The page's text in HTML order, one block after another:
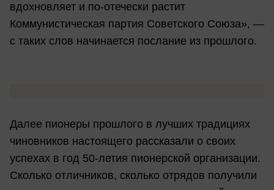
вдохновляет и по-отечески растит
Коммунистическая партия Советского Союза», —
с таких слов начинается послание из прошлого.
Далее пионеры прошлого в лучших традициях
чиновников настоящего рассказали о своих
успехах в год 50-летия пионерской организации.
Сколько отличников, сколько отрядов получили